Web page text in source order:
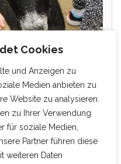
Cookies
und Anzeigen zu
Medien anbieten zu
Website zu analysieren.
zu Ihrer Verwendung
für soziale Medien,
Partner führen diese
weiteren Daten